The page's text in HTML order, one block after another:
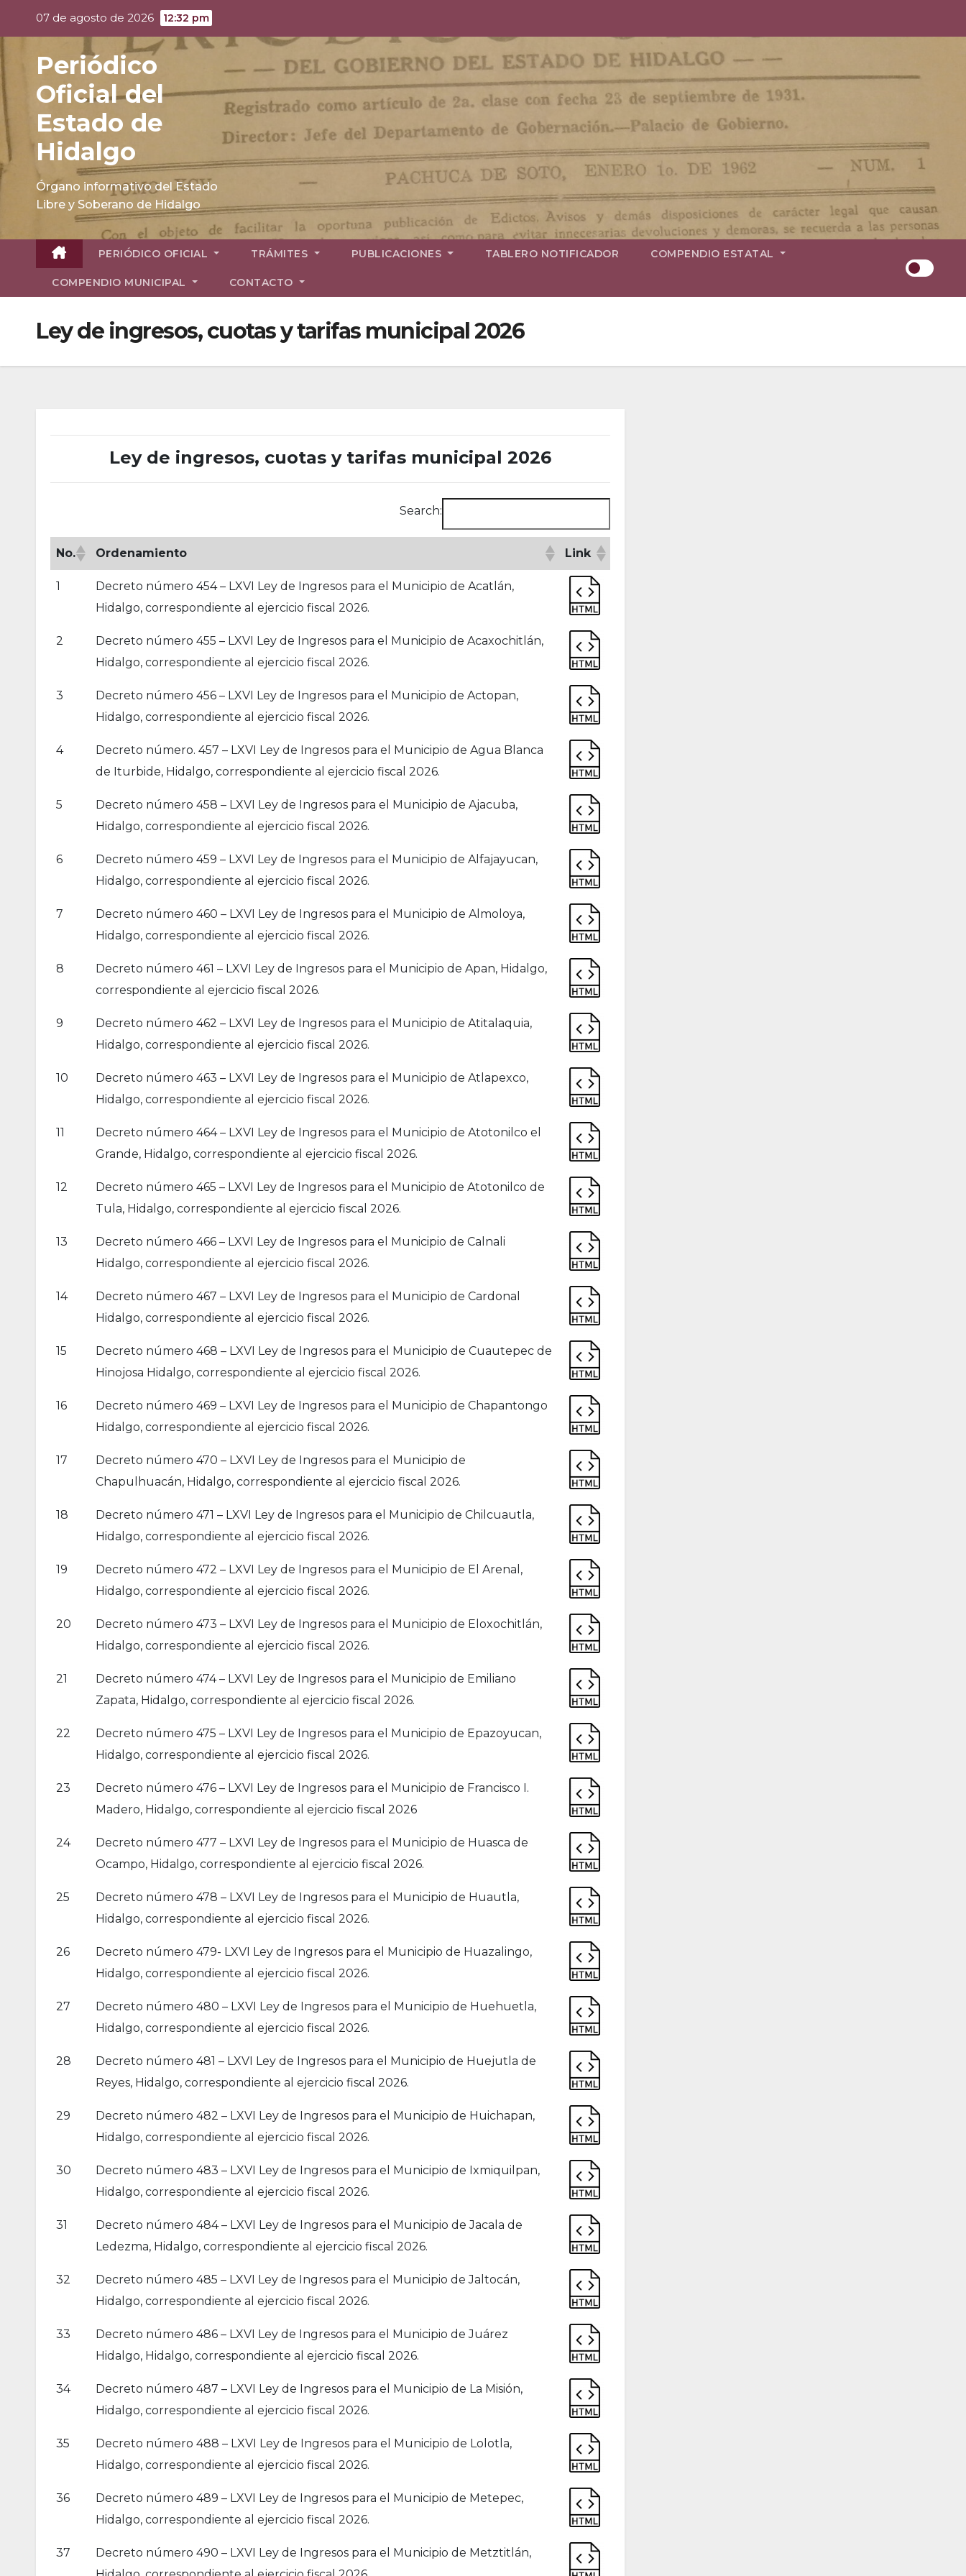
07 de agosto de 2026 12:32 pm
Periódico
Oficial del
Estado de
Hidalgo
Órgano informativo del Estado
Libre y Soberano de Hidalgo
PERIÓDICO OFICIAL TRÁMITES PUBLICACIONES TABLERO NOTIFICADOR COMPENDIO ESTATAL
COMPENDIO MUNICIPAL CONTACTO
Ley de ingresos, cuotas y tarifas municipal 2026
Ley de ingresos, cuotas y tarifas municipal 2026
Search:
No. Ordenamiento Link
1
Decreto número 454 – LXVI Ley de Ingresos para el Municipio de Acatlán,
Hidalgo, correspondiente al ejercicio fiscal 2026.
2
Decreto número 455 – LXVI Ley de Ingresos para el Municipio de Acaxochitlán,
Hidalgo, correspondiente al ejercicio fiscal 2026.
3
Decreto número 456 – LXVI Ley de Ingresos para el Municipio de Actopan,
Hidalgo, correspondiente al ejercicio fiscal 2026.
4
Decreto número. 457 – LXVI Ley de Ingresos para el Municipio de Agua Blanca
de Iturbide, Hidalgo, correspondiente al ejercicio fiscal 2026.
5
Decreto número 458 – LXVI Ley de Ingresos para el Municipio de Ajacuba,
Hidalgo, correspondiente al ejercicio fiscal 2026.
6
Decreto número 459 – LXVI Ley de Ingresos para el Municipio de Alfajayucan,
Hidalgo, correspondiente al ejercicio fiscal 2026.
7
Decreto número 460 – LXVI Ley de Ingresos para el Municipio de Almoloya,
Hidalgo, correspondiente al ejercicio fiscal 2026.
8
Decreto número 461 – LXVI Ley de Ingresos para el Municipio de Apan, Hidalgo,
correspondiente al ejercicio fiscal 2026.
9
Decreto número 462 – LXVI Ley de Ingresos para el Municipio de Atitalaquia,
Hidalgo, correspondiente al ejercicio fiscal 2026.
10
Decreto número 463 – LXVI Ley de Ingresos para el Municipio de Atlapexco,
Hidalgo, correspondiente al ejercicio fiscal 2026.
11
Decreto número 464 – LXVI Ley de Ingresos para el Municipio de Atotonilco el
Grande, Hidalgo, correspondiente al ejercicio fiscal 2026.
12
Decreto número 465 – LXVI Ley de Ingresos para el Municipio de Atotonilco de
Tula, Hidalgo, correspondiente al ejercicio fiscal 2026.
13
Decreto número 466 – LXVI Ley de Ingresos para el Municipio de Calnali
Hidalgo, correspondiente al ejercicio fiscal 2026.
14
Decreto número 467 – LXVI Ley de Ingresos para el Municipio de Cardonal
Hidalgo, correspondiente al ejercicio fiscal 2026.
15
Decreto número 468 – LXVI Ley de Ingresos para el Municipio de Cuautepec de
Hinojosa Hidalgo, correspondiente al ejercicio fiscal 2026.
16
Decreto número 469 – LXVI Ley de Ingresos para el Municipio de Chapantongo
Hidalgo, correspondiente al ejercicio fiscal 2026.
17
Decreto número 470 – LXVI Ley de Ingresos para el Municipio de
Chapulhuacán, Hidalgo, correspondiente al ejercicio fiscal 2026.
18
Decreto número 471 – LXVI Ley de Ingresos para el Municipio de Chilcuautla,
Hidalgo, correspondiente al ejercicio fiscal 2026.
19
Decreto número 472 – LXVI Ley de Ingresos para el Municipio de El Arenal,
Hidalgo, correspondiente al ejercicio fiscal 2026.
20
Decreto número 473 – LXVI Ley de Ingresos para el Municipio de Eloxochitlán,
Hidalgo, correspondiente al ejercicio fiscal 2026.
21
Decreto número 474 – LXVI Ley de Ingresos para el Municipio de Emiliano
Zapata, Hidalgo, correspondiente al ejercicio fiscal 2026.
22
Decreto número 475 – LXVI Ley de Ingresos para el Municipio de Epazoyucan,
Hidalgo, correspondiente al ejercicio fiscal 2026.
23
Decreto número 476 – LXVI Ley de Ingresos para el Municipio de Francisco I.
Madero, Hidalgo, correspondiente al ejercicio fiscal 2026
24
Decreto número 477 – LXVI Ley de Ingresos para el Municipio de Huasca de
Ocampo, Hidalgo, correspondiente al ejercicio fiscal 2026.
25
Decreto número 478 – LXVI Ley de Ingresos para el Municipio de Huautla,
Hidalgo, correspondiente al ejercicio fiscal 2026.
26
Decreto número 479- LXVI Ley de Ingresos para el Municipio de Huazalingo,
Hidalgo, correspondiente al ejercicio fiscal 2026.
27
Decreto número 480 – LXVI Ley de Ingresos para el Municipio de Huehuetla,
Hidalgo, correspondiente al ejercicio fiscal 2026.
28
Decreto número 481 – LXVI Ley de Ingresos para el Municipio de Huejutla de
Reyes, Hidalgo, correspondiente al ejercicio fiscal 2026.
29
Decreto número 482 – LXVI Ley de Ingresos para el Municipio de Huichapan,
Hidalgo, correspondiente al ejercicio fiscal 2026.
30
Decreto número 483 – LXVI Ley de Ingresos para el Municipio de Ixmiquilpan,
Hidalgo, correspondiente al ejercicio fiscal 2026.
31
Decreto número 484 – LXVI Ley de Ingresos para el Municipio de Jacala de
Ledezma, Hidalgo, correspondiente al ejercicio fiscal 2026.
32
Decreto número 485 – LXVI Ley de Ingresos para el Municipio de Jaltocán,
Hidalgo, correspondiente al ejercicio fiscal 2026.
33
Decreto número 486 – LXVI Ley de Ingresos para el Municipio de Juárez
Hidalgo, Hidalgo, correspondiente al ejercicio fiscal 2026.
34
Decreto número 487 – LXVI Ley de Ingresos para el Municipio de La Misión,
Hidalgo, correspondiente al ejercicio fiscal 2026.
35
Decreto número 488 – LXVI Ley de Ingresos para el Municipio de Lolotla,
Hidalgo, correspondiente al ejercicio fiscal 2026.
36
Decreto número 489 – LXVI Ley de Ingresos para el Municipio de Metepec,
Hidalgo, correspondiente al ejercicio fiscal 2026.
37
Decreto número 490 – LXVI Ley de Ingresos para el Municipio de Metztitlán,